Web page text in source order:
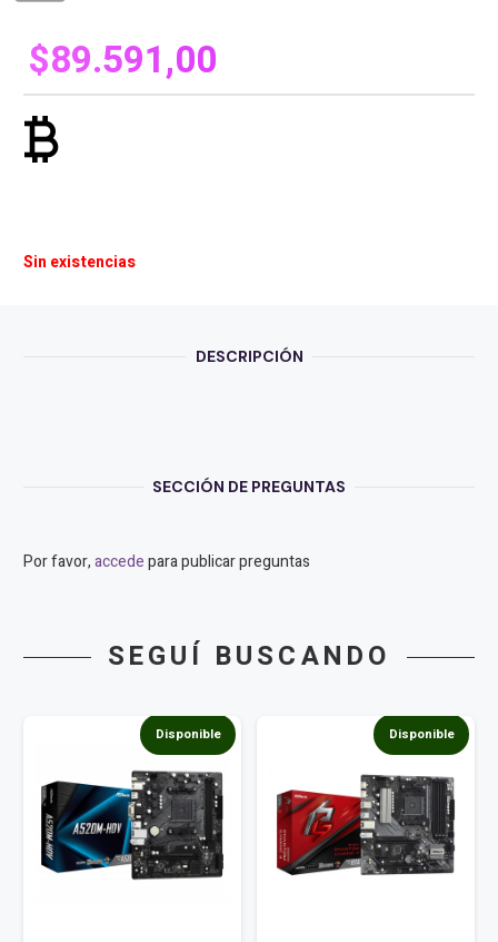
$89.591,00
currency_bitcoin
Sin existencias
DESCRIPCIÓN
SECCIÓN DE PREGUNTAS
Por favor,accedepara publicar preguntas
SEGUÍ BUSCANDO
Disponible Disponible